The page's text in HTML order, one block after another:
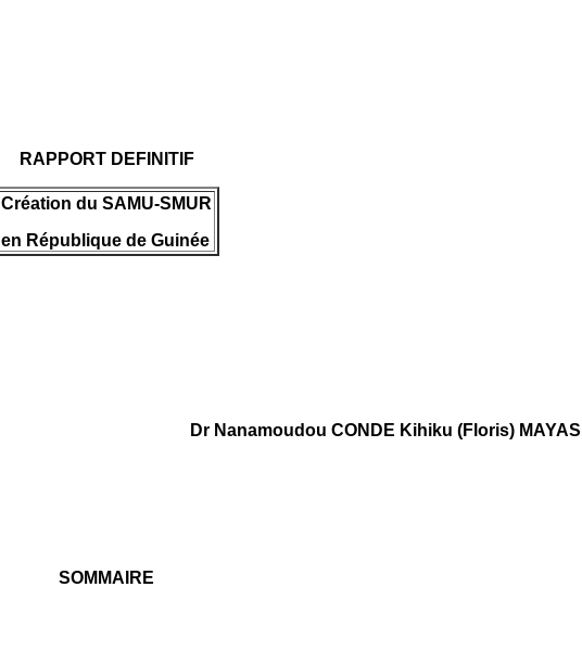
RAPPORT DEFINITIF
Création du SAMU-SMUR
en République de Guinée
Dr Nanamoudou CONDE Kihiku (Floris)
SOMMAIRE